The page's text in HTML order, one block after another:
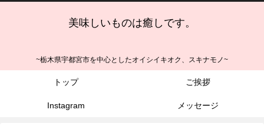
美味しいものは癒しです。
~栃木県宇都宮市を中心としたオイシイキオク、スキナモノ~
トップ ご挨拶
Instagram メッセージ